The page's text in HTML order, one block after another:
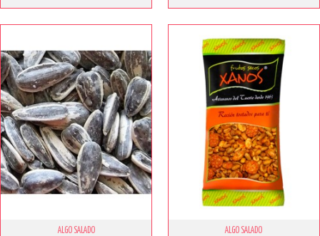
ALGO SALADO ALGO SALADO